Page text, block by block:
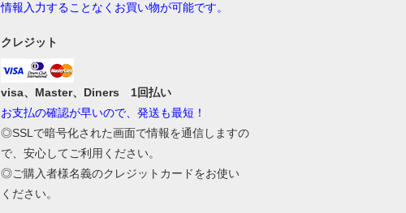
情報入力することなくお買い物が可能です。
クレジット
visa、Master、Diners 1回払い
お支払の確認が早いので、発送も最短！
◎SSLで暗号化された画面で情報を通信しますの
で、安心してご利用ください。
◎ご購入者様名義のクレジットカードをお使い
ください。